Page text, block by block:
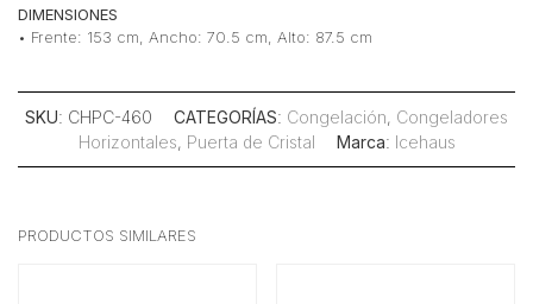
DIMENSIONES
• Frente: 153 cm, Ancho: 70.5 cm, Alto: 87.5 cm
SKU: CHPC-460 CATEGORÍAS: Congelación, Congeladores
Horizontales, Puerta de Cristal Marca: Icehaus
PRODUCTOS SIMILARES